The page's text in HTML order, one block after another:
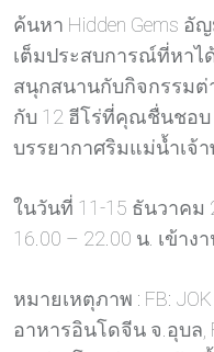
ค้นหา Hidden Gems
เต็มประสบการณ์ที่หาไ
สนุกสนานกับกิจกรรมต่
กับ 12 ฮีโร่ที่คุณชื่นชอบ
บรรยากาศริมแม่น้ำเจ้
ในวันที่ 11-15 ธันวาคม
16.00 – 22.00 น. เข้าง
หมายเหตุภาพ : FB:
อาหารอินโดจีน จ.อุบล,